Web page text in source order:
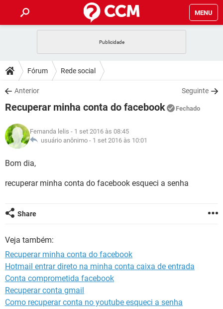
MENU
CELULAR
OUTLOOK
INSTAGRAM GMAIL
GUIA DE COMPRAS
DICAS
JOGOS
INSTAGRAM GMAIL
GUIA DE COMPRAS
DOWNLOADS
JOGOS WHATSAPP
CELULAR
OUTLOOK EXCEL
INSTAGRAM
FÓRUM
JOGOS WHATSAPP
CELULAR
OUTLOOK
INSTAGRAM GMAIL
GLOSSÁRIO
JOGOS
INSTAGRAM
Fórum Rede social
Anterior Seguinte
Recuperar minha conta do facebook Fechado
Fernanda lelis - 1 set 2016 às 08:45
usuário anônimo - 1 set 2016 às 10:01
Bom dia,
recuperar minha conta do facebook esqueci a senha
Share
Veja também:
Recuperar minha conta do facebook
Hotmail entrar direto na minha conta caixa de entrada
Conta comprometida facebook
Recuperar conta gmail
Como recuperar conta no youtube esqueci a senha